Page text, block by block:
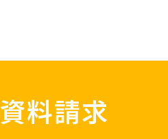
資料請求